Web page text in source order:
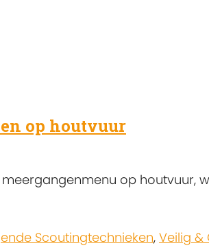
op houtvuur
op houtvuur,
Scoutingtechnieken, Veilig &